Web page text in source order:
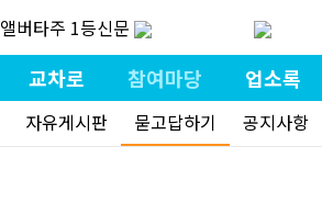
앨버타주 1등신문
교차로 참여마당 업소록
자유게시판 묻고답하기 공지사항